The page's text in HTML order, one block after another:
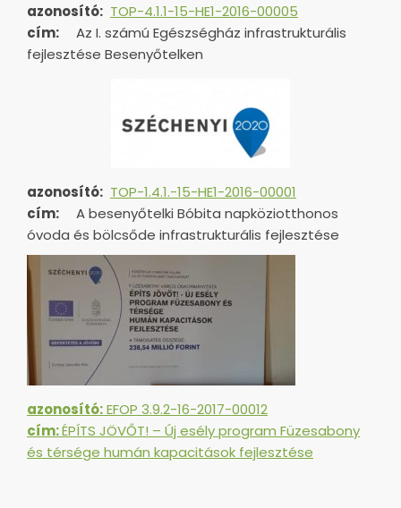
azonosító: TOP-4.1.1-15-HE1-2016-00005
cím:
Az I. számú Egészségház infrastrukturális
fejlesztése Besenyőtelken
azonosító: TOP-1.4.1.-15-HE1-2016-00001
cím:
A besenyőtelki Bóbita napköziotthonos
óvoda és bölcsőde infrastrukturális fejlesztése
azonosító:EFOP 3.9.2-16-2017-00012
cím:ÉPÍTS JÖVŐT! – Új esély program Füzesabony
és térsége humán kapacitások fejlesztése